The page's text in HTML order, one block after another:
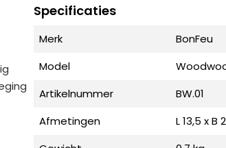
Specificaties
Merk
BonFeu
Model
Artikelnummer
BW.01
Afmetingen
L 13,5 x B